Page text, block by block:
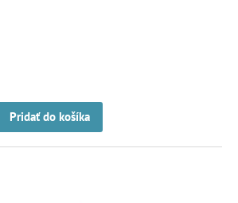
Pridať do košíka